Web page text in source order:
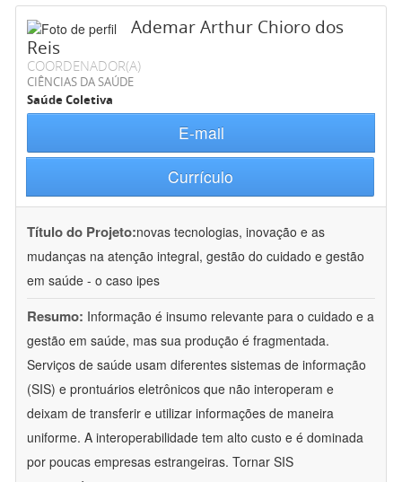
Ademar Arthur Chioro dos
Reis
COORDENADOR(A)
CIÊNCIAS DA SAÚDE
Saúde Coletiva
E-mail
Currículo
Título do Projeto:novas tecnologias, inovação e as
mudanças na atenção integral, gestão do cuidado e gestão
em saúde - o caso ipes
Resumo: Informação é insumo relevante para o cuidado e a
gestão em saúde, mas sua produção é fragmentada.
Serviços de saúde usam diferentes sistemas de informação
(SIS) e prontuários eletrônicos que não interoperam e
deixam de transferir e utilizar informações de maneira
uniforme. A interoperabilidade tem alto custo e é dominada
por poucas empresas estrangeiras. Tornar SIS